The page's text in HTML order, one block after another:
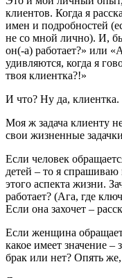
клиентов. Когда я
имен и подробностей
не со мной лично). И,
он(-а) работает?» или
удивляются, когда я
твоя клиентка?!»
И что? Ну да, клиентка.
Моя ж задача клиенту
свои жизненные
Если человек
детей – то я спрашиваю
этого аспекта жизни.
работает? (Ага, где
Если она захочет –
Если женщина
какое имеет значение –
брак или нет? Опять же,